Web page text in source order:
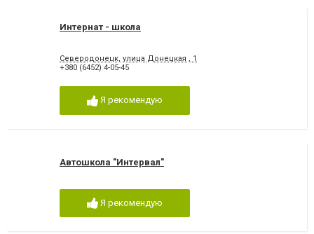
Интернат - школа
Северодонецк, улица Донецкая , 1
+380 (6452) 4-05-45
Я рекомендую
Автошкола "Интервал"
Я рекомендую